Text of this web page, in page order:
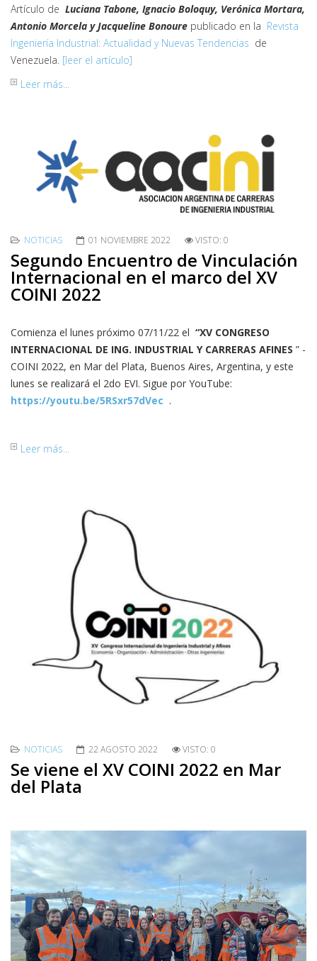
Artículo de Luciana Tabone, Ignacio Boloquy, Verónica Mortara,
Antonio Morcela y Jacqueline Bonoure publicado en la Revista
Ingeniería Industrial: Actualidad y Nuevas Tendencias de
Venezuela. [leer el artículo]
Leer más...
NOTICIAS 01 NOVIEMBRE 2022 VISTO: 0
Segundo Encuentro de Vinculación
Internacional en el marco del XV
COINI 2022
Comienza el lunes próximo 07/11/22 el “XV CONGRESO
INTERNACIONAL DE ING. INDUSTRIAL Y CARRERAS AFINES ” -
COINI 2022, en Mar del Plata, Buenos Aires, Argentina, y este
lunes se realizará el 2do EVI. Sigue por YouTube:
https://youtu.be/5RSxr57dVec .
Leer más...
NOTICIAS 22 AGOSTO 2022 VISTO: 0
Se viene el XV COINI 2022 en Mar
del Plata